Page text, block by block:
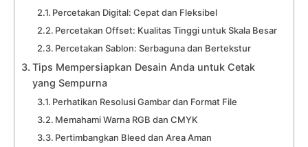
Percetakan Digital: Cepat dan Fleksibel
Percetakan Offset: Kualitas Tinggi untuk Skala Besar
Percetakan Sablon: Serbaguna dan Bertekstur
Tips Mempersiapkan Desain Anda untuk Cetak
yang Sempurna
Perhatikan Resolusi Gambar dan Format File
Memahami Warna RGB dan CMYK
Pertimbangkan Bleed dan Area Aman